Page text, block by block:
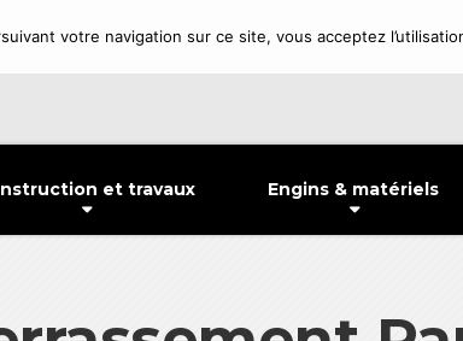
et travaux Engins & matériels
votre navigation sur ce site, vous acceptez